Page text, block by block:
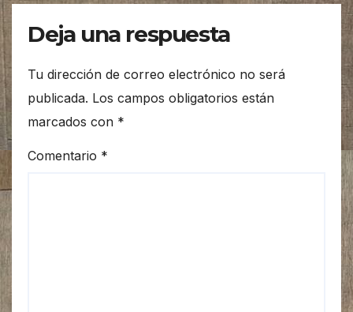
Deja una respuesta
Tu dirección de correo electrónico no será
publicada. Los campos obligatorios están
marcados con *
Comentario *